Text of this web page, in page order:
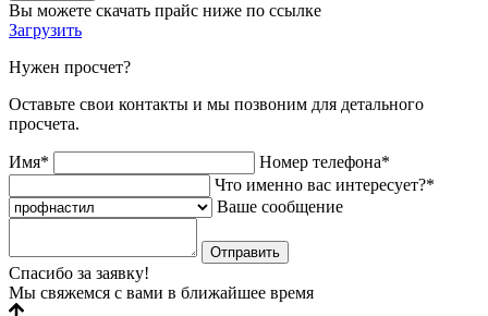
Вы можете скачать прайс ниже по ссылке
Загрузить
Нужен просчет?
Оставьте свои контакты и мы позвоним для детального
просчета.
Имя*
Номер телефона*
Что именно вас интересует?*
Ваше сообщение
Отправить
Спасибо за заявку!
Мы свяжемся с вами в ближайшее время